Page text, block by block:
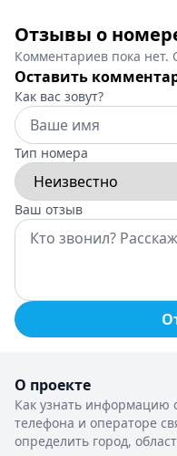
Отзывы о номере
Комментариев пока нет.
Оставить
Как вас зовут?
Тип номера
Ваш отзыв
О проекте
Как узнать информацию
телефона и операторе
определить город,